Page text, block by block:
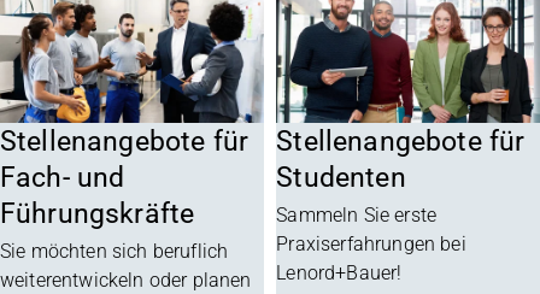
Stellenangebote für
Fach- und
Führungskräfte
Sie möchten sich beruflich
weiterentwickeln oder planen
Stellenangebote für
Studenten
Sammeln Sie erste
Praxiserfahrungen bei
Lenord+Bauer!